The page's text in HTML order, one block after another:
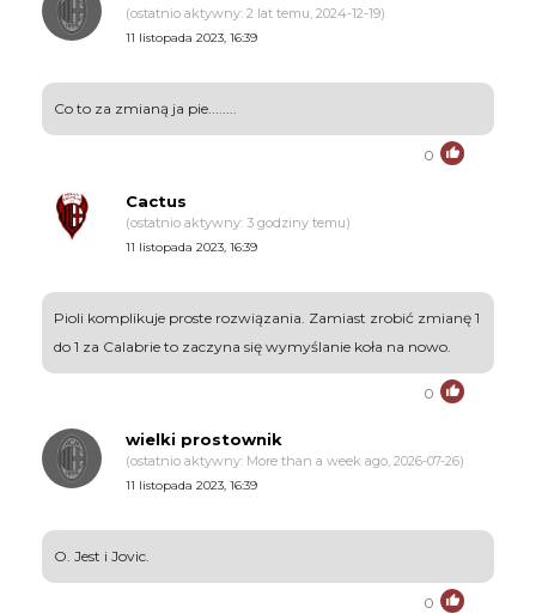
(ostatnio aktywny: 2 lat temu, 2024-12-19)
11 listopada 2023, 16:39
Co to za zmianą ja pie........
0
Cactus
(ostatnio aktywny: 3 godziny temu)
11 listopada 2023, 16:39
Pioli komplikuje proste rozwiązania. Zamiast zrobić zmianę 1
do 1 za Calabrie to zaczyna się wymyślanie koła na nowo.
0
wielki prostownik
(ostatnio aktywny: More than a week ago, 2026-07-26)
11 listopada 2023, 16:39
O. Jest i Jovic.
0